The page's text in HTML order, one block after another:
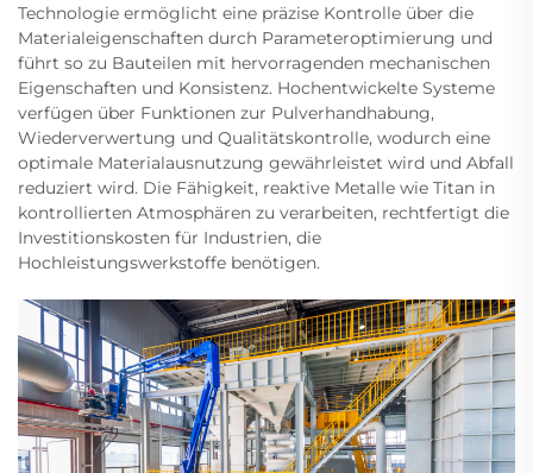
Technologie ermöglicht eine präzise Kontrolle über die
Materialeigenschaften durch Parameteroptimierung und
führt so zu Bauteilen mit hervorragenden mechanischen
Eigenschaften und Konsistenz. Hochentwickelte Systeme
verfügen über Funktionen zur Pulverhandhabung,
Wiederverwertung und Qualitätskontrolle, wodurch eine
optimale Materialausnutzung gewährleistet wird und Abfall
reduziert wird. Die Fähigkeit, reaktive Metalle wie Titan in
kontrollierten Atmosphären zu verarbeiten, rechtfertigt die
Investitionskosten für Industrien, die
Hochleistungswerkstoffe benötigen.